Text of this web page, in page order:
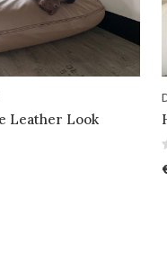
Leather Look